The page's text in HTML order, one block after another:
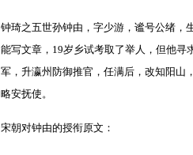
钟琦之五世孙钟由，字少游，谧号公绪，
能写文章，19岁乡试考取了举人，但他寻
军，升瀛州防御推官，任满后，改知阳山
略安抚使。
宋朝对钟由的授衔原文：